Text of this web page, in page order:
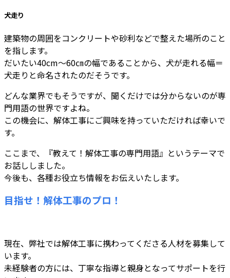
犬走り
建築物の周囲をコンクリートや砂利などで整えた場所のこと
を指します。
だいたい40cm～60㎝の幅であることから、犬が走れる幅＝
犬走りと命名されたのだそうです。
どんな業界でもそうですが、聞くだけでは分からないのが専
門用語の世界ですよね。
この機会に、解体工事にご興味を持っていただければ幸いで
す。
ここまで、『教えて！解体工事の専門用語』というテーマで
お話ししました。
今後も、各種お役立ち情報をお伝えいたします。
目指せ！解体工事のプロ！
現在、弊社では解体工事に携わってくださる人材を募集して
います。
未経験者の方には、丁寧な指導と親身となってサポートを行